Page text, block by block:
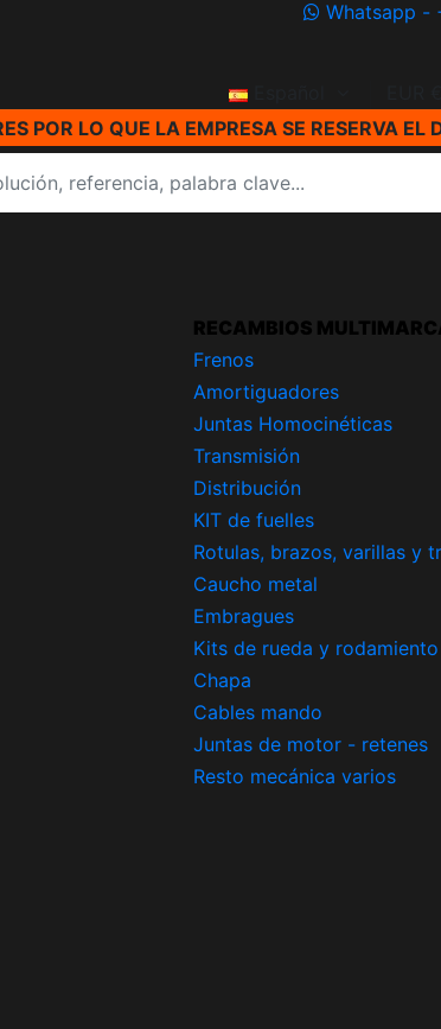
Whatsapp -
Español
POR LO QUE LA EMPRESA SE RESERVA
RECAMBIOS
Frenos
Amortiguadores
Juntas Homocinéticas
Transmisión
Distribución
KIT de fuelles
Rotulas, brazos, varillas y
Caucho metal
Embragues
Kits de rueda y rodamiento
Chapa
Cables mando
Juntas de motor - retenes
Resto mecánica varios